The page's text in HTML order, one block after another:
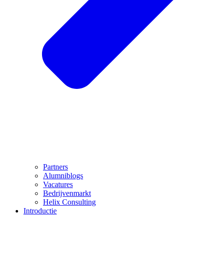
Partners
Alumniblogs
Vacatures
Bedrijvenmarkt
Helix Consulting
Introductie